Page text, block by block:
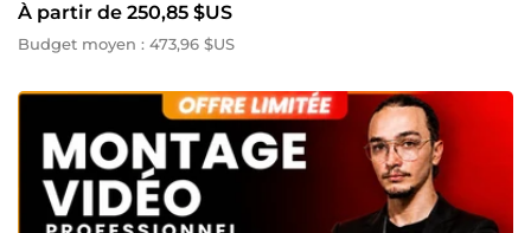
À partir de 250,85 $US
Budget moyen : 473,96 $US